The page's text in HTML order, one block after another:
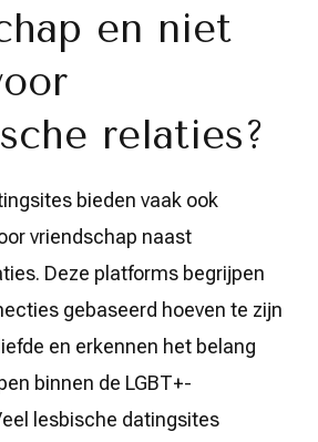
en niet
relaties?
bieden vaak ook
vriendschap naast
Deze platforms begrijpen
gebaseerd hoeven te zijn
en erkennen het belang
binnen de LGBT+-
lesbische datingsites